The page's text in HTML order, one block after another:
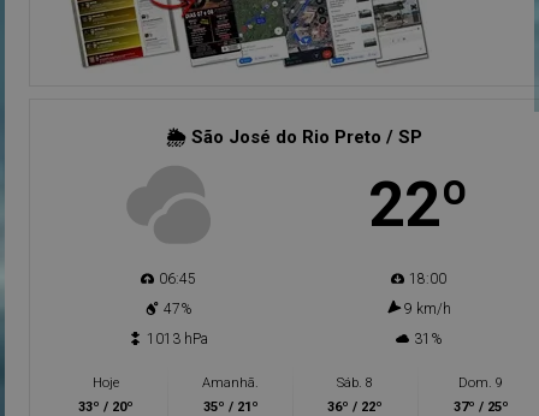
🌦 São José do Rio Preto / SP
22º
06:45
18:00
47%
9 km/h
1013 hPa
31%
Hoje
33º / 20º
Amanhã.
35º / 21º
Sáb. 8
36º / 22º
Dom. 9
37º / 25º